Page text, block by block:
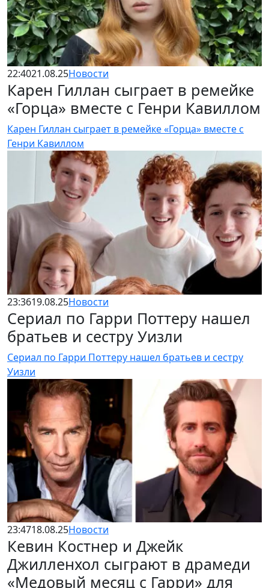
22:4021.08.25Новости
Карен Гиллан сыграет в ремейке
«Горца» вместе с Генри Кавиллом
Карен Гиллан сыграет в ремейке «Горца» вместе с
Генри Кавиллом
23:3619.08.25Новости
Сериал по Гарри Поттеру нашел
братьев и сестру Уизли
Сериал по Гарри Поттеру нашел братьев и сестру
Уизли
23:4718.08.25Новости
Кевин Костнер и Джейк
Джилленхол сыграют в драмеди
«Медовый месяц с Гарри» для